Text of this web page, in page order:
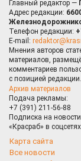
Главный редактор —
Адрес редакции:
Телефон редакции:
E-mail:
Мнения авторов
материалов,
комментариев
с позицией редакции.
Архив материалов
Подача рекламы:
+7 (391) 211-56-88
Подписка на
«Красраб» в
Карта сайта
Все новости